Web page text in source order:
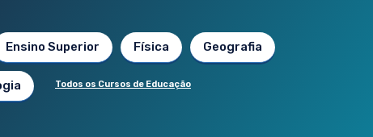
Ensino Superior Física Geografia
Todos os Cursos de Educação